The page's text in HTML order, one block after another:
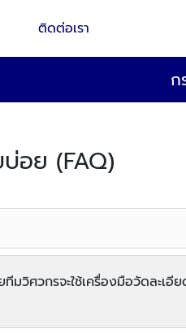
ติดต่อเรา
ก
อย (FAQ)
วิศวกรจะใช้เครื่องมือวัดละเ